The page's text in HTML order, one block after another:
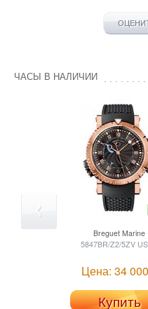
ЧАСЫ В НАЛИЧИИ
Breguet Marine
5847BR/Z2/5ZV
Цена: 34
Купить